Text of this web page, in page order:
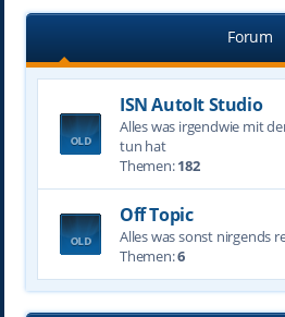
Forum
ISN AutoIt Studio
Alles was irgendwie mit
tun hat
Themen:182
Off Topic
Alles was sonst nirgends
Themen:6